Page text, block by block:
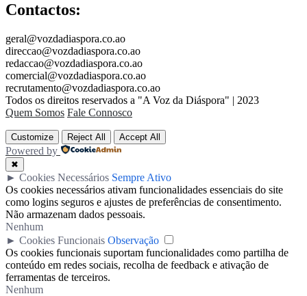
Contactos:
geral@vozdadiaspora.co.ao
direccao@vozdadiaspora.co.ao
redaccao@vozdadiaspora.co.ao
comercial@vozdadiaspora.co.ao
recrutamento@vozdadiaspora.co.ao
Todos os direitos reservados a "A Voz da Diáspora" | 2023
Quem Somos Fale Connosco
Customize Reject All Accept All
Powered by
✖
► Cookies Necessários Sempre Ativo
Os cookies necessários ativam funcionalidades essenciais do site
como logins seguros e ajustes de preferências de consentimento.
Não armazenam dados pessoais.
Nenhum
► Cookies Funcionais Observação
Os cookies funcionais suportam funcionalidades como partilha de
conteúdo em redes sociais, recolha de feedback e ativação de
ferramentas de terceiros.
Nenhum